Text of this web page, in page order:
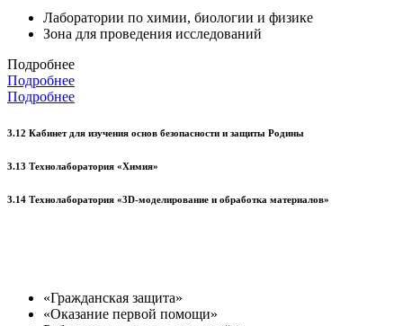
Лаборатории по химии, биологии и физике
Зона для проведения исследований
Подробнее
Подробнее
Подробнее
3.12 Кабинет для изучения основ безопасности и защиты Родины
3.13 Технолаборатория «Химия»
3.14 Технолаборатория «3D-моделирование и обработка материалов»
«Гражданская защита»
«Оказание первой помощи»